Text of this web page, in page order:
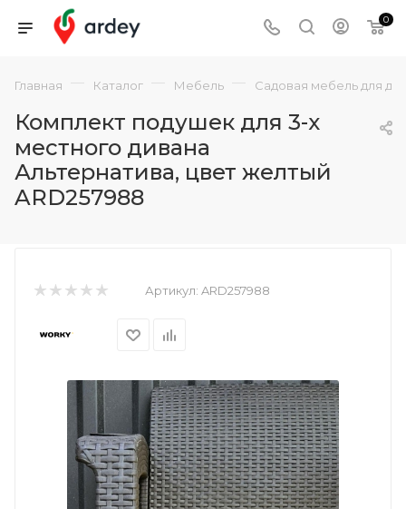
0
Главная — Каталог — Мебель — Садовая мебель для
Комплект подушек для 3-х
местного дивана
Альтернатива, цвет желтый
ARD257988
Артикул: ARD257988